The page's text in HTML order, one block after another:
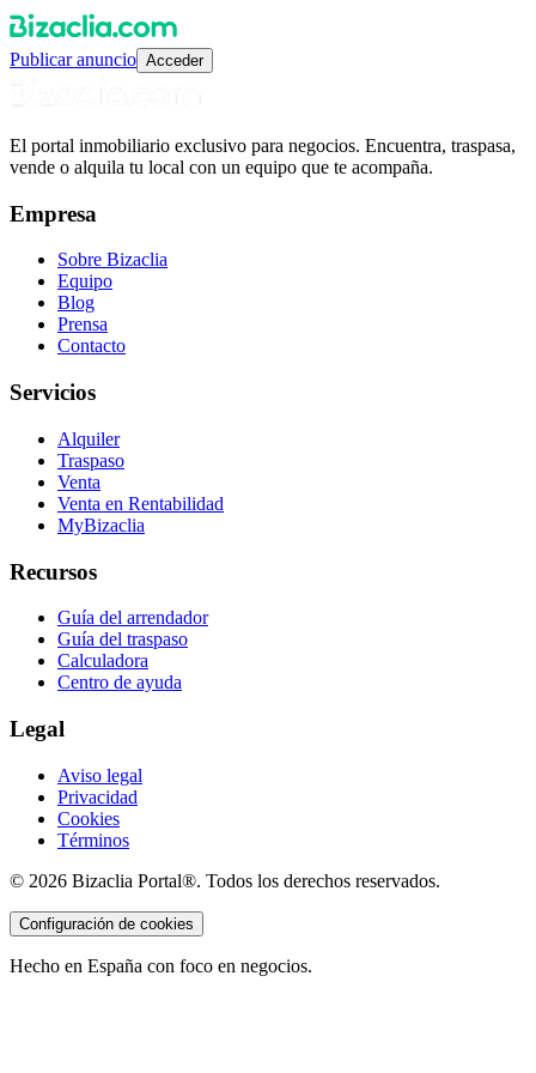
Publicar anuncio Acceder
El portal inmobiliario exclusivo para negocios. Encuentra, traspasa,
vende o alquila tu local con un equipo que te acompaña.
Empresa
Sobre Bizaclia
Equipo
Blog
Prensa
Contacto
Servicios
Alquiler
Traspaso
Venta
Venta en Rentabilidad
MyBizaclia
Recursos
Guía del arrendador
Guía del traspaso
Calculadora
Centro de ayuda
Legal
Aviso legal
Privacidad
Cookies
Términos
© 2026 Bizaclia Portal®. Todos los derechos reservados.
Configuración de cookies
Hecho en España con foco en negocios.